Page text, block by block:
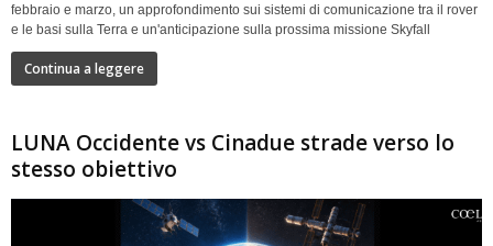
febbraio e marzo, un approfondimento sui sistemi di comunicazione tra il rover
e le basi sulla Terra e un'anticipazione sulla prossima missione Skyfall
Continua a leggere
LUNA Occidente vs Cinadue strade verso lo
stesso obiettivo